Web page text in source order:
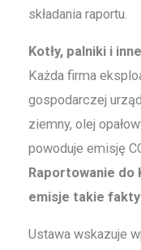
składania raportu.
Kotły, palniki i
Każda firma
gospodarczej
ziemny, olej
powoduje emisję
Raportowanie do
emisje takie
Ustawa wskazuje